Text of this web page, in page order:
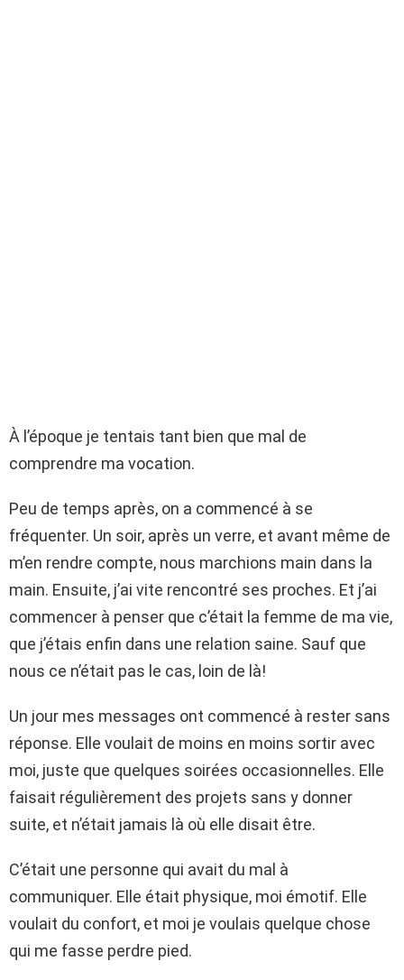
À l’époque je tentais tant bien que mal de
comprendre ma vocation.
Peu de temps après, on a commencé à se
fréquenter. Un soir, après un verre, et avant même de
m’en rendre compte, nous marchions main dans la
main. Ensuite, j’ai vite rencontré ses proches. Et j’ai
commencer à penser que c’était la femme de ma vie,
que j’étais enfin dans une relation saine. Sauf que
nous ce n’était pas le cas, loin de là!
Un jour mes messages ont commencé à rester sans
réponse. Elle voulait de moins en moins sortir avec
moi, juste que quelques soirées occasionnelles. Elle
faisait régulièrement des projets sans y donner
suite, et n’était jamais là où elle disait être.
C’était une personne qui avait du mal à
communiquer. Elle était physique, moi émotif. Elle
voulait du confort, et moi je voulais quelque chose
qui me fasse perdre pied.